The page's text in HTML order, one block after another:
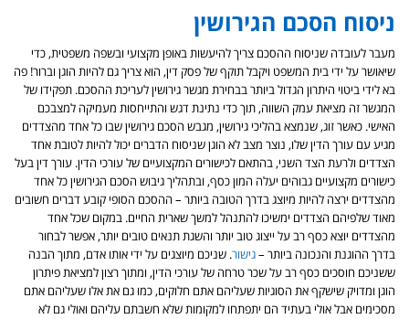
ניסוח הסכם הגירושין
מעבר לעובדה שניסוח ההסכם צריך להיעשות באופן מקצועי ובשפה משפטית, כדי
שיאושר על ידי בית המשפט ויקבל תוקף של פסק דין, הוא צריך גם להיות הוגן וברור! פה
בא לידי ביטוי היתרון הגדול ביותר בבחירת מגשר גירושין לעריכת ההסכם. תפקידו של
המגשר זה מציאת עמק השווה, תוך כדי נתינת דגש והתייחסות מעמיקה למצבכם
האישי. כאשר זוג, שנמצא בהליכי גירושין, מגבש הסכם גירושין שבו כל אחד מהצדדים
מגיע עם עורך הדין שלו, נוצר מצב לא הוגן שניסוח הדברים יכול להיות לטובת אחד
הצדדים ולרעת הצד השני, בהתאם לכישורים המקצועיים של עורכי הדין. עורך דין בעל
כישורים מקצועיים גבוהים יעלה המון כסף, ובתהליך גיבוש הסכם הגירושין כל אחד
מהצדדים ירצה להיות מיוצג בדרך הטובה ביותר – ההסכם הסופי קובע דברים חשובים
מאוד שלפיהם הצדדים ימשיכו להתנהל למשך שארית החיים. במקום שכל אחד
מהצדדים יוצא כסף רב על ייצוג טוב יותר והשגת תנאים טובים יותר, אפשר לבחור
בדרך ההוגנת והנכונה ביותר –גישור. שניכם מיוצגים על ידי אותו אדם, מתוך הבנה
ששניכם חוסכים כסף רב על שכר טרחה של עורכי הדין, ומתוך רצון למציאת פיתרון
הוגן ומדויק שישקף את הסוגיות שעליהם אתם חלוקים, כמו גם את אלו שעליהם אתם
מסכימים אבל אולי בעתיד הם יתפתחו למקומות שלא חשבתם עליהם ואולי גם לא